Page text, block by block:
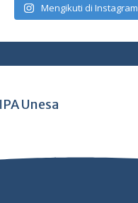
Mengikuti di Instagram
Unesa